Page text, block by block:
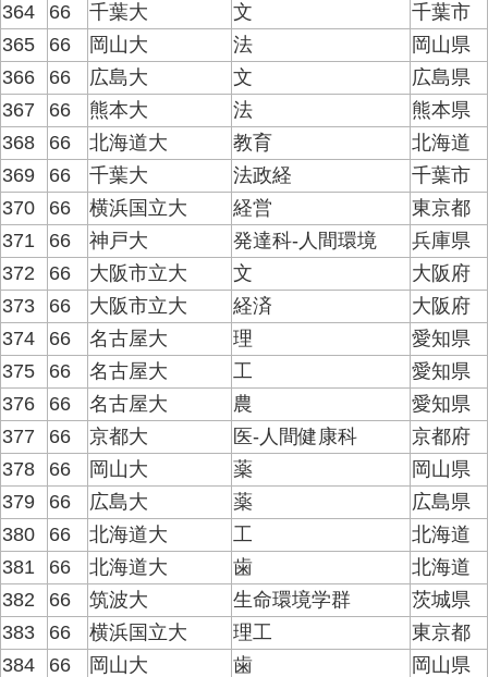
364
66 千葉大 文
千葉市
365
66 岡山大 法
岡山県
366
66 広島大 文
広島県
367
66 熊本大 法
熊本県
368
66 北海道大 教育
北海道
369
66 千葉大 法政経
千葉市
370
66 横浜国立大 経営
東京都
371
66 神戸大 発達科-人間環境
兵庫県
372
66 大阪市立大 文
大阪府
373
66 大阪市立大 経済
大阪府
374
66 名古屋大 理
愛知県
375
66 名古屋大 工
愛知県
376
66 名古屋大 農
愛知県
377
66 京都大 医-人間健康科
京都府
378
66 岡山大 薬
岡山県
379
66 広島大 薬
広島県
380
66 北海道大 工
北海道
381
66 北海道大 歯
北海道
382
66 筑波大 生命環境学群
茨城県
383
66 横浜国立大 理工
東京都
384
66 岡山大 歯
岡山県